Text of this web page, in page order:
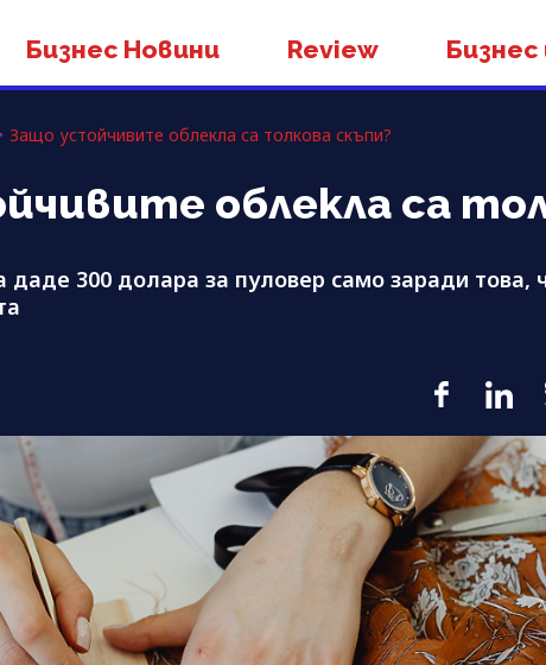
Бизнес Новини Review
Защо устойчивите облекла са толкова скъпи?
облекла са
даде 300 долара за пуловер само заради това,